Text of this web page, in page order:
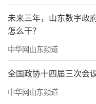
的弹性课时，以
化和跨学科学习对
统一“作息时
时长、综合体育活
未来三年，山东数字政
怎么干？
中华网山东频道
全国政协十四届三次会
中华网山东频道